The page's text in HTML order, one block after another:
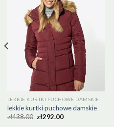
LEKKIE KURTKI PUCHOWE DAMSKIE
lekkie kurtki puchowe damskie
zł438.00 zł292.00